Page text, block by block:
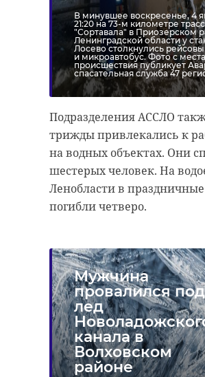
В минувшее воскресенье, 4
21:20 на 73-м километре
"Сортавала" в Приозерском
Ленинградской области у
Лосево столкнулись
и микроавтобус. Фото с места
происшествия публикует
спасательная служба 47
Подразделения АССЛО
трижды привлекались к
на водных объектах. Они
шестерых человек. На
Ленобласти в
погибли четверо.
Мужчина
провалился под
лед
канала в
Волховском
районе